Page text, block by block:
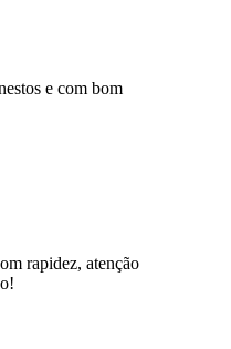
e com bom
rapidez, atenção